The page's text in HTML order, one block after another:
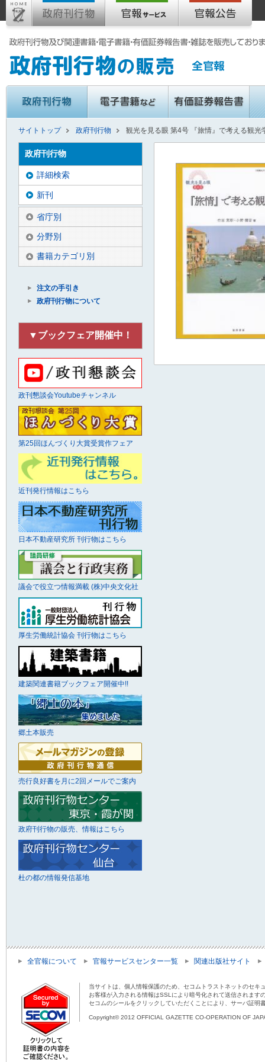
サイトトップ 政府刊行物 観光を見る眼 第4号 『旅情』で考える観光
政府刊行物
詳細検索
新刊
省庁別
分野別
書籍カテゴリ別
注文の手引き
政府刊行物について
▼ブックフェア開催中！
政刊懇談会Youtubeチャンネル
第25回ほんづくり大賞受賞作フェア
近刊発行情報はこちら
日本不動産研究所 刊行物はこちら
議会で役立つ情報満載 (株)中央文化社
厚生労働統計協会 刊行物はこちら
建築関連書籍ブックフェア開催中!!
郷土本販売
売行良好書を月に2回メールでご案内
政府刊行物の販売、情報はこちら
杜の都の情報発信基地
全官報について 官報サービスセンター一覧 関連出版社サイト
当サイトは、個人情報保護のため、セコムトラストネットのセキ
お客様が入力される情報はSSLにより暗号化されて送信されま
セコムのシールをクリックしていただくことにより、サーバ証明
Copyright© 2012 OFFICIAL GAZETTE CO-OPERATION OF